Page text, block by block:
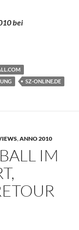
bei
SZ-ONLINE.DE
,ANNO 2010
IM O